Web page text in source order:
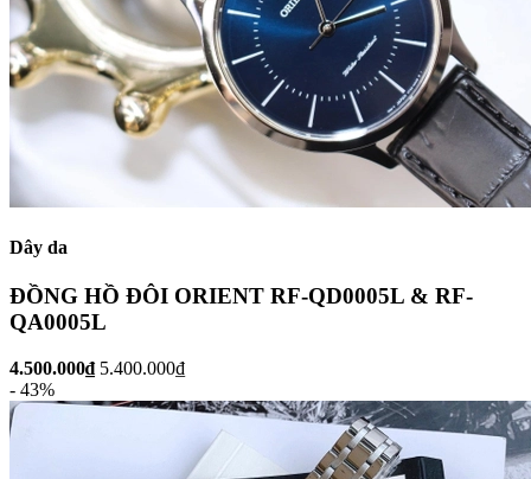
Dây da
ĐỒNG HỒ ĐÔI ORIENT RF-QD0005L & RF-
QA0005L
4.500.000₫ 5.400.000₫
- 43%